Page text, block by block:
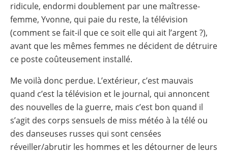
ridicule, endormi doublement par une maîtresse-
femme, Yvonne, qui paie du reste, la télévision
(comment se fait-il que ce soit elle qui ait l’argent ?),
avant que les mêmes femmes ne décident de détruire
ce poste coûteusement installé.
Me voilà donc perdue. L’extérieur, c’est mauvais
quand c’est la télévision et le journal, qui annoncent
des nouvelles de la guerre, mais c’est bon quand il
s’agit des corps sensuels de miss météo à la télé ou
des danseuses russes qui sont censées
réveiller/abrutir les hommes et les détourner de leurs